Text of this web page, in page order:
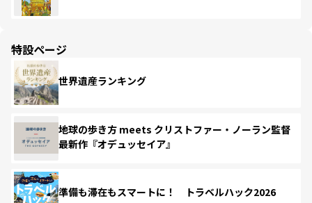
特設ページ
世界遺産ランキング
地球の歩き方 meets クリストファー・ノーラン監督
最新作『オデュッセイア』
準備も滞在もスマートに！ トラベルハック2026